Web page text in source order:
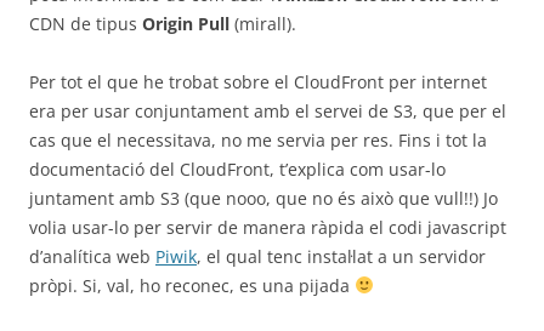
CDN de tipus Origin Pull (mirall).
Per tot el que he trobat sobre el CloudFront per internet
era per usar conjuntament amb el servei de S3, que per el
cas que el necessitava, no me servia per res. Fins i tot la
documentació del CloudFront, t’explica com usar-lo
juntament amb S3 (que nooo, que no és això que vull!!) Jo
volia usar-lo per servir de manera ràpida el codi javascript
d’analítica web Piwik, el qual tenc instal·lat a un servidor
pròpi. Si, val, ho reconec, es una pijada